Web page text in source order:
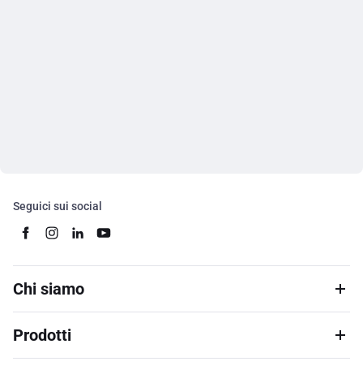
Seguici sui social
Chi siamo
Prodotti